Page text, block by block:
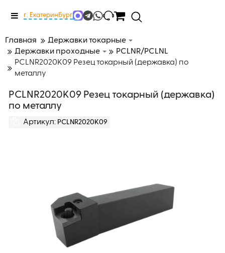
Меню
г. Екатеринбург
Главная
Державки токарные
Державки проходные
PCLNR/PCLNL
PCLNR2020K09 Резец токарный (державка) по
металлу
PCLNR2020K09 Резец токарный (державка)
по металлу
Артикул: PCLNR2020K09